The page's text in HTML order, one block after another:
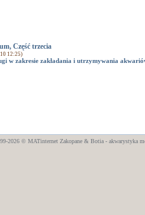
Część trzecia
12:25)
w zakresie zakładania i utrzymywania
2026 © MATinternet Zakopane& Botia - akwarystyka